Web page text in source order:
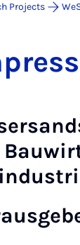
Projects